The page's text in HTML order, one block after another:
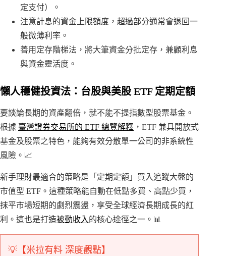
定支付）。
注意計息的資金上限額度，超過部分通常會退回一
般微薄利率。
善用定存階梯法，將大筆資金分批定存，兼顧利息
與資金靈活度。
懶人穩健投資法：台股與美股 ETF 定期定額
要談論長期的資產翻倍，就不能不提指數型股票基金。
根據 臺灣證券交易所的 ETF 總覽解釋 ，ETF 兼具開放式
基金及股票之特色，能夠有效分散單一公司的非系統性
風險。📈
新手理財最適合的策略是「定期定額」買入追蹤大盤的
市值型 ETF。這種策略能自動在低點多買、高點少買，
抹平市場短期的劇烈震盪，享受全球經濟長期成長的紅
利。這也是打造被動收入 的核心途徑之一。📊
💡【米拉有料 深度觀點】